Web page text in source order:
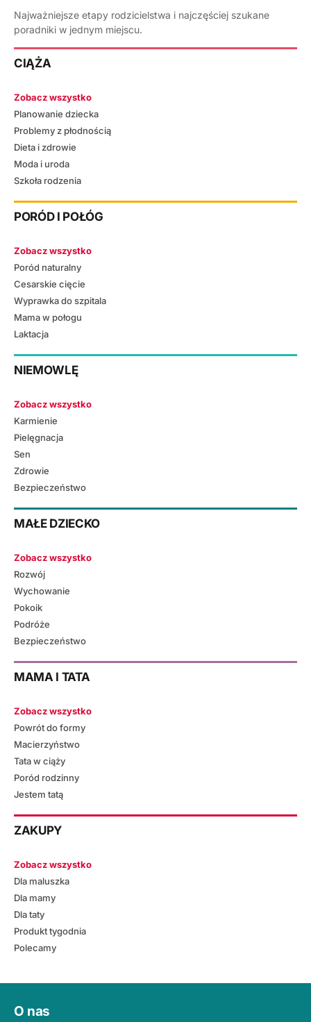
Najważniejsze etapy rodzicielstwa i najczęściej szukane
poradniki w jednym miejscu.
CIĄŻA
Zobacz wszystko
Planowanie dziecka
Problemy z płodnością
Dieta i zdrowie
Moda i uroda
Szkoła rodzenia
PORÓD I POŁÓG
Zobacz wszystko
Poród naturalny
Cesarskie cięcie
Wyprawka do szpitala
Mama w połogu
Laktacja
NIEMOWLĘ
Zobacz wszystko
Karmienie
Pielęgnacja
Sen
Zdrowie
Bezpieczeństwo
MAŁE DZIECKO
Zobacz wszystko
Rozwój
Wychowanie
Pokoik
Podróże
Bezpieczeństwo
MAMA I TATA
Zobacz wszystko
Powrót do formy
Macierzyństwo
Tata w ciąży
Poród rodzinny
Jestem tatą
ZAKUPY
Zobacz wszystko
Dla maluszka
Dla mamy
Dla taty
Produkt tygodnia
Polecamy
O nas